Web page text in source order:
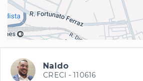
Naldo
CRECI - 110616